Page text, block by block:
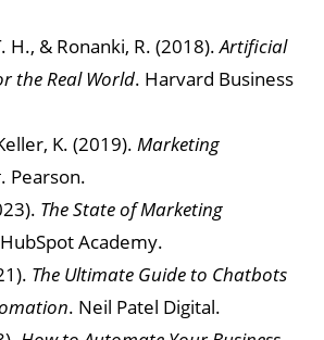
H., & Ronanki, R. (2018).Artificial
the Real World. Harvard Business
K. (2019). Marketing
. Pearson.
The State of Marketing
Academy.
The Ultimate Guide to Chatbots
. Neil Patel Digital.